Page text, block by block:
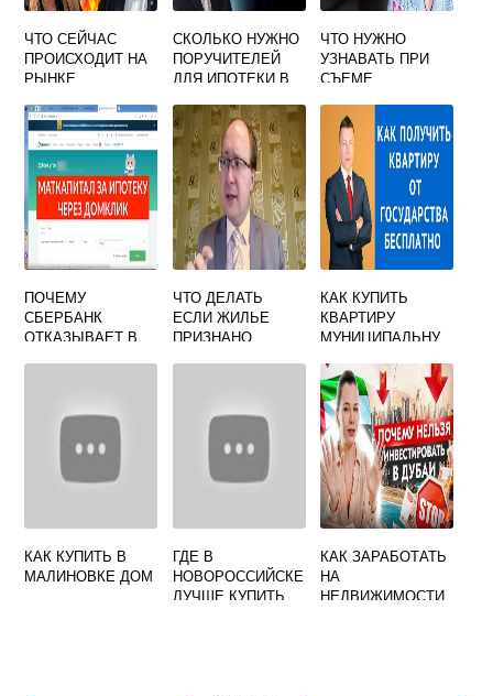
ЧТО СЕЙЧАС
ПРОИСХОДИТ НА
РЫНКЕ
В РОССИИ
СЕГОДНЯ
СКОЛЬКО НУЖНО
ПОРУЧИТЕЛЕЙ
ДЛЯ ИПОТЕКИ В
ЧТО НУЖНО
УЗНАВАТЬ ПРИ
СЪЕМЕ
СОБСТВЕННИКА
БЕЗ
ПОСРЕДНИКОВ
ПОЧЕМУ
СБЕРБАНК
ОТКАЗЫВАЕТ В
ЧТО ДЕЛАТЬ
ЕСЛИ ЖИЛЬЕ
ПРИЗНАНО
КАК КУПИТЬ
КВАРТИРУ
МУНИЦИПАЛЬНУ
КАК КУПИТЬ В
МАЛИНОВКЕ ДОМ
ГДЕ В
НОВОРОССИЙСКЕ
ЛУЧШЕ КУПИТЬ
КАК ЗАРАБОТАТЬ
НА
НЕДВИЖИМОСТИ